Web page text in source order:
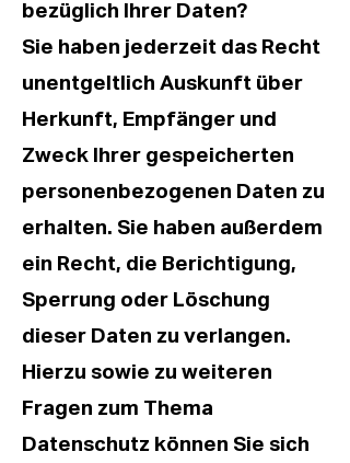
bezüglich Ihrer Daten?
Sie haben jederzeit das Recht
unentgeltlich Auskunft über
Herkunft, Empfänger und
Zweck Ihrer gespeicherten
personenbezogenen Daten zu
erhalten. Sie haben außerdem
ein Recht, die Berichtigung,
Sperrung oder Löschung
dieser Daten zu verlangen.
Hierzu sowie zu weiteren
Fragen zum Thema
Datenschutz können Sie sich